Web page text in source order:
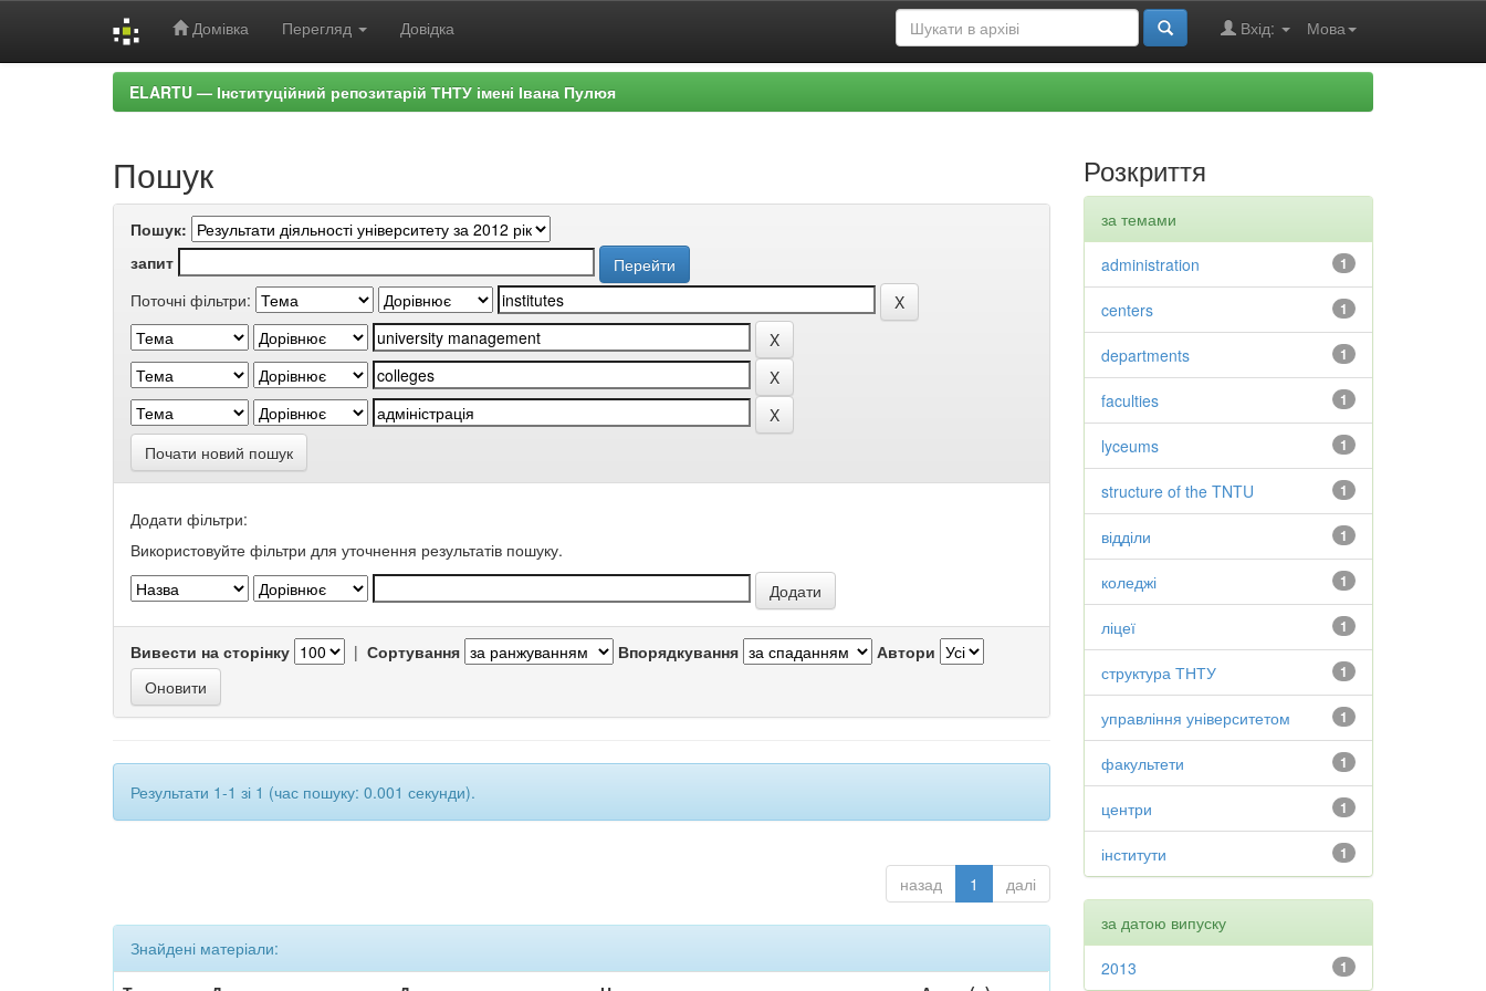
Домівка Перегляд Довідка Мова
Вхід:
ELARTU — Інституційний репозитарій ТНТУ імені Івана Пулюя
Пошук
Пошук:
запит
Поточні фільтри:
Почати новий пошук
Додати фільтри:
Використовуйте фільтри для уточнення результатів пошуку.
Вивести на сторінку | Сортування Впорядкування Автори
Результати 1-1 зі 1 (час пошуку: 0.001 секунди).
назад 1 далі
Знайдені матеріали:
Розкриття
за темами
1
administration
1
centers
1
departments
1
faculties
1
lyceums
1
structure of the TNTU
1
відділи
1
коледжі
1
ліцеї
1
структура ТНТУ
1
управління університетом
1
факультети
1
центри
1
інститути
за датою випуску
1
2013